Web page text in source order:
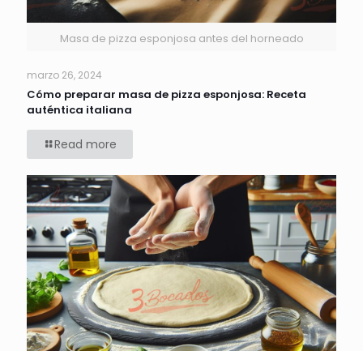
Masa de pizza esponjosa antes del horneado
marzo 26, 2024
Cómo preparar masa de pizza esponjosa: Receta
auténtica italiana
Read more